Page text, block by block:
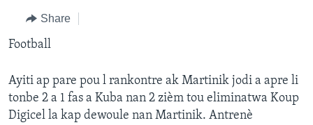
Navigation
to
Search
ENTÈNASYONAL
VIDEO
Learning English
Share
Football
Ayiti ap pare pou l rankontre ak Martinik jodi a apre li
tonbe 2 a 1 fas a Kuba nan 2 zièm tou eliminatwa Koup
Digicel la kap dewoule nan Martinik. Antrenè